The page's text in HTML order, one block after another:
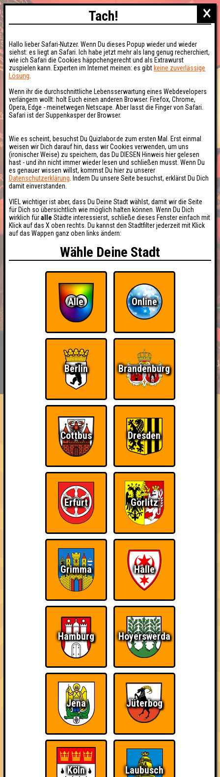
HIGHSCORE RESERVIERUNG
ÜBER UNS
Rauchen geil
Errungenschaften
Kleiner Hinweis: bei uns sind Teams, die in einem Stechen
verlieren, trotzdem auf dem 1. Platz - den haben sie sich
schließlich verdient! Entsprechend gibt es für diese auch
Errungenschaften für den 1. Platz.
Ich suche Gegner,
Schon wieder zum
Wiederzehn macht
Wir sind immer bei
Nerven aus Stahl
The Amount of
Teilnahmen is too
Ich war da, vor 3000
×
Tach!
Hallo lieber Safari-Nutzer. Wenn Du dieses Popup wieder und wieder
siehst: es liegt an Safari. Ich habe jetzt mehr als lang genug recherchiert,
wie ich Safari die Cookies häppchengerecht und als Extrawurst
zuspielen kann. Experten im Internet meinen: es gibt keine zuverlässige
Lösung
Wenn ihr die durchschnittliche Lebensserwartung eines Webdevelopers
verlängern wollt: holt Euch einen anderen Browser. Firefox, Chrome,
Opera, Edge - meinetwegen Netscape. Aber lasst die Finger von Safari.
Safari ist der Suppenkasper der Browser.
Wie es scheint, besuchst Du Quizlabor.de zum ersten Mal. Erst einmal
weisen wir Dich darauf hin, dass wir Cookies verwenden, um uns
(ironischer Weise) zu speichern, das Du DIESEN Hinweis hier gelesen
hast - und ihn nicht immer wieder lesen und schließen musst. Wenn Du
es genauer wissen willst, kommst Du hier zu unserer
Datenschutzerklärung . Indem Du unsere Seite besuchst, erklärst Du Dich
damit einverstanden.
VIEL wichtiger ist aber, dass Du Deine Stadt wählst, damit wir die Seite
für Dich so übersichtlich wie möglich halten können. Wenn Du Dich
wirklich füralle Städte interessierst, schließe dieses Fenster einfach mit
Klick auf das X oben rechts. Du kannst den Stadtfilter jederzeit mit Klick
auf das Wappen ganz oben links ändern:
Wähle Deine Stadt
Alle Online
Berlin Brandenburg
Cottbus Dresden
Erfurt Görlitz
Grimma Halle
Hamburg Hoyerswerda
Jena Jüterbog
Köln Laubusch